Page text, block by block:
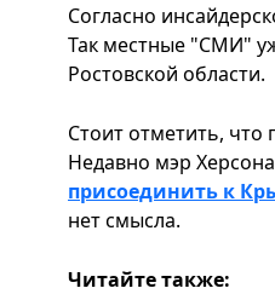
Согласно
Так местные "СМИ"
Ростовской области.
Стоит отметить, что
Недавно мэр
присоединить к
нет смысла.
Читайте также: